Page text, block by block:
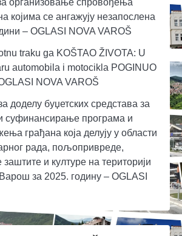
организовање спровођења
којима се ангажују незапослена
– OGLASI NOVA VAROŠ
traku ga KOŠTAO ŽIVOTA: U
automobila i motocikla POGINUO
NOVA VAROŠ
доделу буџетских средстава за
суфинансирање програма и
грађана која делују у области
рада, пољопривреде,
и културе на територији
за 2025. годину – OGLASI